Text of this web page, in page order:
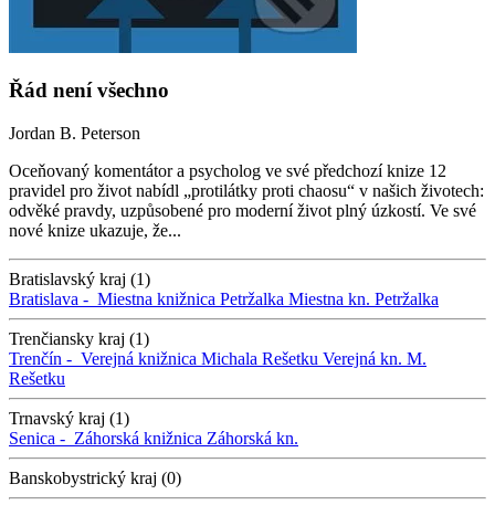
Řád není všechno
Jordan B. Peterson
Oceňovaný komentátor a psycholog ve své předchozí knize 12
pravidel pro život nabídl „protilátky proti chaosu“ v našich životech:
odvěké pravdy, uzpůsobené pro moderní život plný úzkostí. Ve své
nové knize ukazuje, že...
Bratislavský kraj (1)
Bratislava - Miestna knižnica Petržalka Miestna kn. Petržalka
Trenčiansky kraj (1)
Trenčín - Verejná knižnica Michala Rešetku Verejná kn. M.
Rešetku
Trnavský kraj (1)
Senica - Záhorská knižnica Záhorská kn.
Banskobystrický kraj (0)